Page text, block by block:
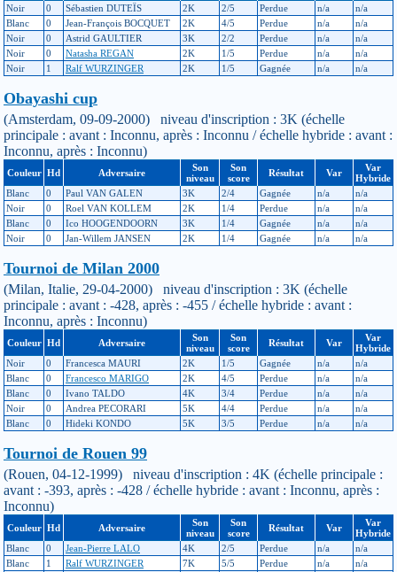
Noir
0 Sébastien DUTEÏS 2K 2/5 Perdue n/a
n/a
Blanc
0 Jean-François BOCQUET 2K 4/5 Perdue n/a
n/a
Noir
0 Astrid GAULTIER 3K 2/2 Perdue n/a
n/a
Noir
0 Natasha REGAN 2K 1/5 Perdue n/a
n/a
Noir
1 Ralf WURZINGER 2K 1/5 Gagnée n/a n/a
Obayashi cup
(Amsterdam, 09-09-2000) niveau d'inscription : 3K (échelle
principale : avant : Inconnu, après : Inconnu / échelle hybride : avant :
Inconnu, après : Inconnu)
Couleur Hd Adversaire
Son
niveau
Son
score
Résultat Var
Var
Hybride
Blanc
0 Paul VAN GALEN 3K 2/4 Gagnée n/a
n/a
Noir
0 Roel VAN KOLLEM 2K 1/4 Perdue n/a
n/a
Blanc
0 Ico HOOGENDOORN 3K 1/4 Gagnée n/a
n/a
Noir
0 Jan-Willem JANSEN 2K 1/4 Gagnée n/a n/a
Tournoi de Milan 2000
(Milan, Italie, 29-04-2000) niveau d'inscription : 3K (échelle
principale : avant : -428, après : -455 / échelle hybride : avant :
Inconnu, après : Inconnu)
Couleur Hd Adversaire
Son
niveau
Son
score
Résultat Var
Var
Hybride
Noir
0 Francesca MAURI 2K 1/5 Gagnée n/a
n/a
Blanc
0 Francesco MARIGO 2K 4/5 Perdue n/a
n/a
Blanc
0 Ivano TALDO 4K 3/4 Perdue n/a
n/a
Noir
0 Andrea PECORARI 5K 4/4 Perdue n/a
n/a
Blanc
0 Hideki KONDO 5K 3/5 Perdue n/a n/a
Tournoi de Rouen 99
(Rouen, 04-12-1999) niveau d'inscription : 4K (échelle principale :
avant : -393, après : -428 / échelle hybride : avant : Inconnu, après :
Inconnu)
Couleur Hd Adversaire
Son
niveau
Son
score
Résultat Var
Var
Hybride
Blanc
0 Jean-Pierre LALO 4K 2/5 Perdue n/a
n/a
Blanc
1 Ralf WURZINGER 7K 5/5 Perdue n/a
n/a